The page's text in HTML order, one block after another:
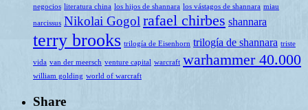
negocios literatura china los hijos de shannara los vástagos de shannara miau
narcissus Nikolai Gogolrafael chirbes shannara
terry brooks trilogía de Eisenhorn trilogía de shannara triste
vida van der meersch venture capital warcraft warhammer 40.000
william golding world of warcraft
Share